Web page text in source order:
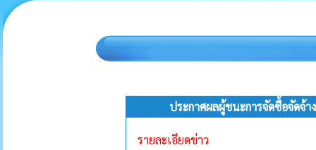
ประกาศผลผู้ชนะการจัดซื้อจัดจ้
รายละเอียดข่าว